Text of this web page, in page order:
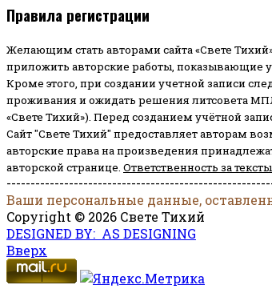
Правила регистрации
Желающим стать авторами сайта «Свете
приложить авторские работы, показывающие
Кроме этого, при создании учетной записи
проживания и ожидать решения литсовета
«Свете Тихий»). Перед созданием учётной
Сайт "Свете Тихий" предоставляет авторам
авторские права на произведения
авторской странице. Ответственность за
Ваши персональные данные,
Copyright © 2026 Свете Тихий
DESIGNED BY: AS DESIGNING
Вверх